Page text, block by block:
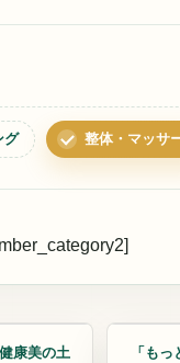
グ 整体・マッサ
康美の土
「も